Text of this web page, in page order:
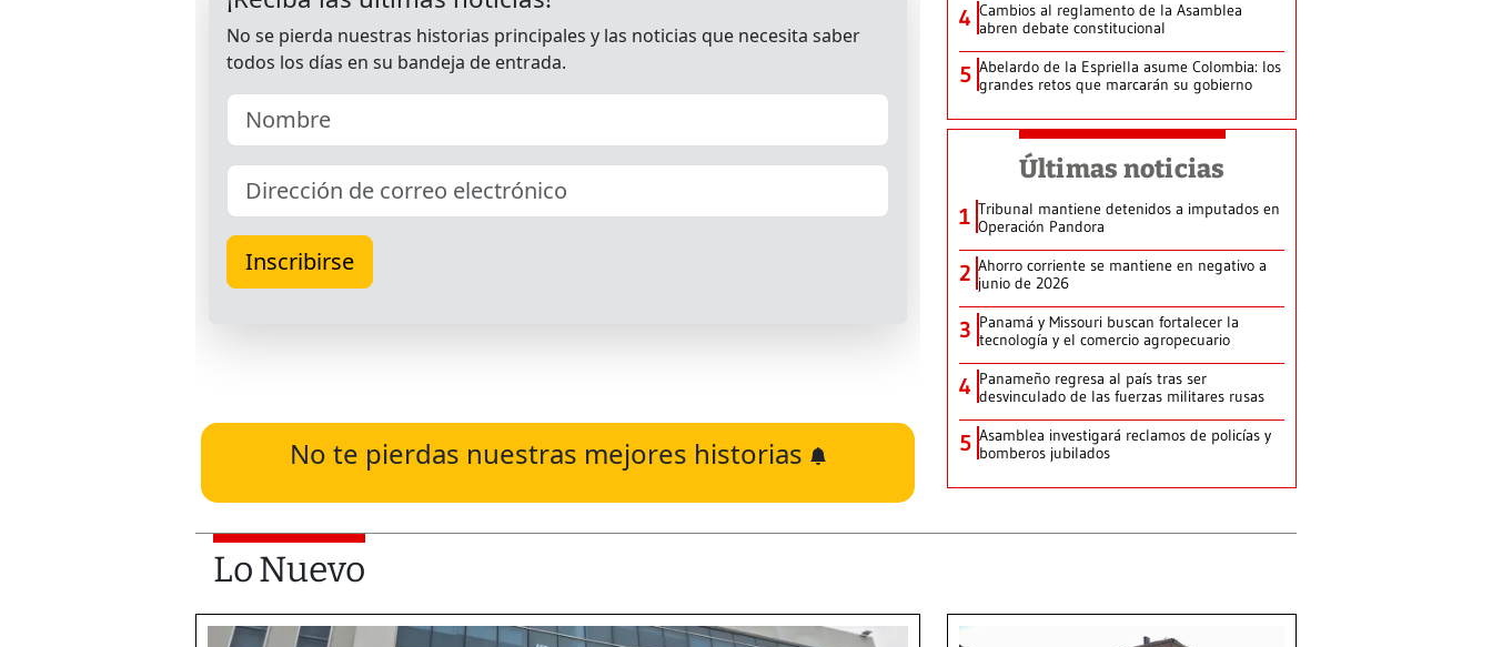
No te pierdas nuestras mejores historias
4 Cambios al reglamento de la Asamblea
abren debate constitucional
5 Abelardo de la Espriella asume Colombia: los
grandes retos que marcarán su gobierno
Últimas noticias
1 Tribunal mantiene detenidos a imputados en
Operación Pandora
2 Ahorro corriente se mantiene en negativo a
junio de 2026
3 Panamá y Missouri buscan fortalecer la
tecnología y el comercio agropecuario
4 Panameño regresa al país tras ser
desvinculado de las fuerzas militares rusas
5 Asamblea investigará reclamos de policías y
bomberos jubilados
Lo Nuevo